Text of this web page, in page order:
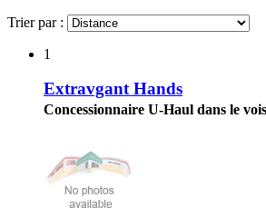
Trier par :
1
Extravgant Hands
Concessionnaire U-Haul dans le